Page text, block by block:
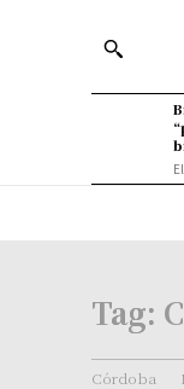
Tag:
Córdoba